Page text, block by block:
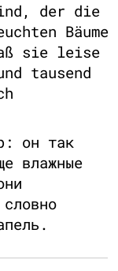
der die
Bäume
sie leise
tausend
он так
влажные